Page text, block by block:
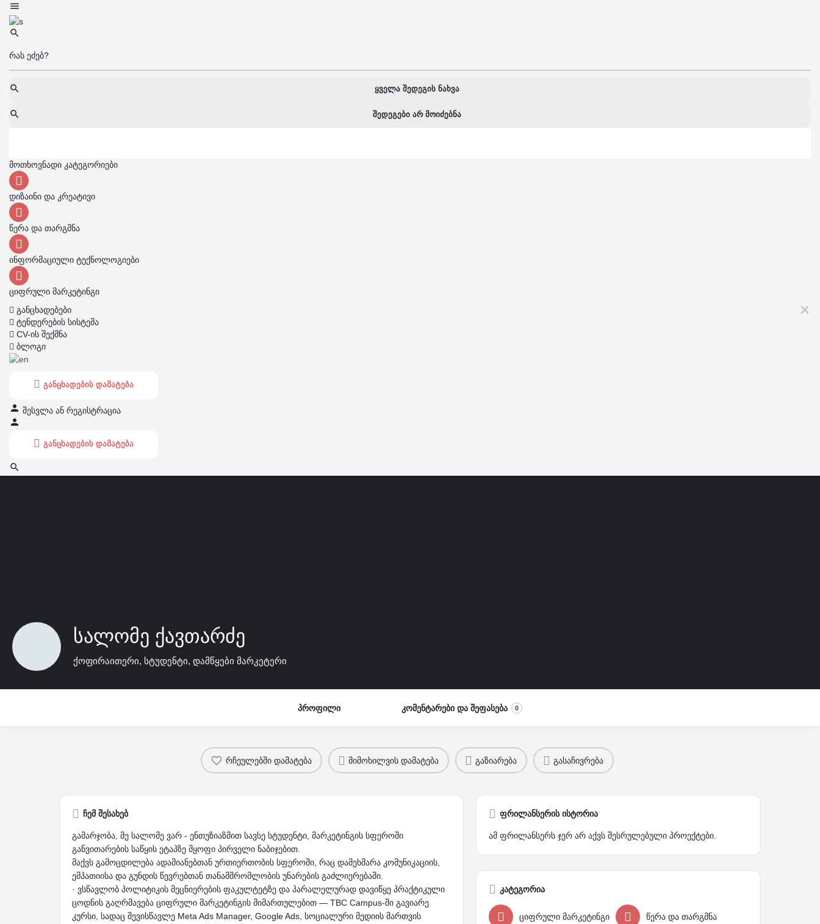
ყველა შედეგის ნახვა
შედეგები არ მოიძებნა
მოთხოვნადი კატეგორიები
დიზაინი და კრეატივი
წერა და თარგმნა
ინფორმაციული ტექნოლოგიები
ციფრული მარკეტინგი
განცხადებები
ტენდერების სისტემა
CV-ის შექმნა
ბლოგი
განცხადების დამატება
შესვლა ან რეგისტრაცია
განცხადების დამატება
სალომე ქავთარძე
ქოფირაითერი, სტუდენტი, დამწყები მარკეტერი
პროფილი კომენტარები და შეფასება 0
რჩეულებში დამატება მიმოხილვის დამატება გაზიარება გასაჩივრება
ჩემ შესახებ
გამარჯობა, მე სალომე ვარ - ენთუზიაზმით სავსე სტუდენტი, მარკეტინგის სფეროში
განვითარების საწყის ეტაპზე მყოფი პირველი ნაბიჯებით.
მაქვს გამოცდილება ადამიანებთან ურთიერთობის სფეროში, რაც დამეხმარა კომუნიკაციის,
ემპათიისა და გუნდის წევრებთან თანამშრომლობის უნარების გაძლიერებაში.
· ვსწავლობ პოლიტიკის მეცნიერების ფაკულტეტზე და პარალელურად დავიწყე პრაქტიკული
ცოდნის გაღრმავება ციფრული მარკეტინგის მიმართულებით — TBC Campus-ში გავიარე
კურსი, სადაც შევისწავლე Meta Ads Manager, Google Ads, სოციალური მედიის მართვის
ფრილანსერის ისტორია
ამ ფრილანსერს ჯერ არ აქვს შესრულებული პროექტები.
კატეგორია
ციფრული მარკეტინგი წერა და თარგმნა